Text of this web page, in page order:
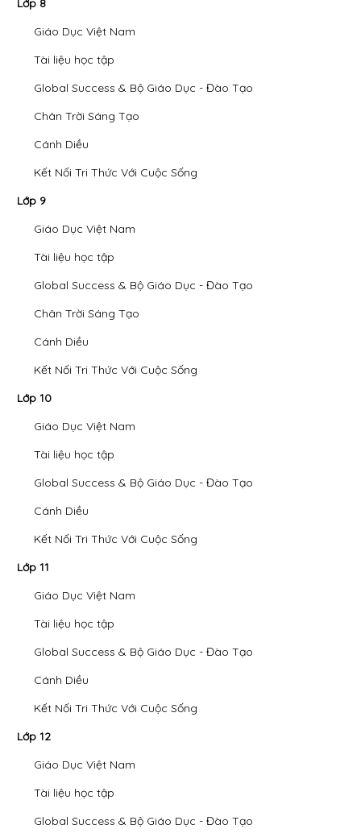
Lớp 8
Giáo Dục Việt Nam
Tài liệu học tập
Global Success & Bộ Giáo Dục - Đào Tạo
Chân Trời Sáng Tạo
Cánh Diều
Kết Nối Tri Thức Với Cuộc Sống
Lớp 9
Giáo Dục Việt Nam
Tài liệu học tập
Global Success & Bộ Giáo Dục - Đào Tạo
Chân Trời Sáng Tạo
Cánh Diều
Kết Nối Tri Thức Với Cuộc Sống
Lớp 10
Giáo Dục Việt Nam
Tài liệu học tập
Global Success & Bộ Giáo Dục - Đào Tạo
Cánh Diều
Kết Nối Tri Thức Với Cuộc Sống
Lớp 11
Giáo Dục Việt Nam
Tài liệu học tập
Global Success & Bộ Giáo Dục - Đào Tạo
Cánh Diều
Kết Nối Tri Thức Với Cuộc Sống
Lớp 12
Giáo Dục Việt Nam
Tài liệu học tập
Global Success & Bộ Giáo Dục - Đào Tạo